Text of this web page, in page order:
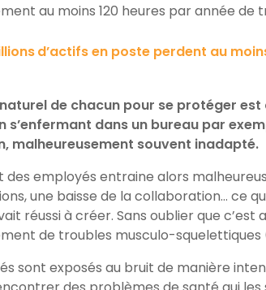
au moins 120 heures par année de
d’actifs en poste perdent au
de chacun pour se protéger
s’enfermant dans un bureau par
malheureusement souvent inadapté.
des employés entraine alors
une baisse de la collaboration… ce
réussi à créer. Sans oublier que c’est
de troubles musculo-squelettiques
sont exposés au bruit de manière